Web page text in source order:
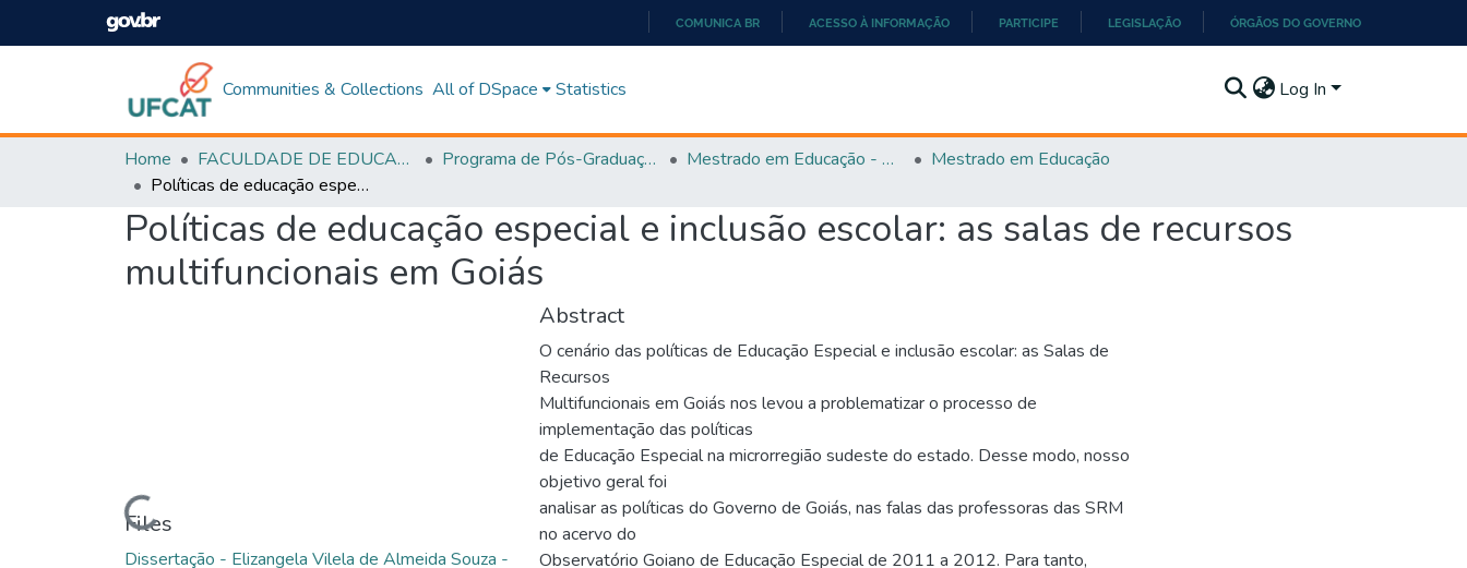
CONTEÚDO
COMUNICA BR ACESSO À INFORMAÇÃO PARTICIPE LEGISLAÇÃO ÓRGÃOS DO GOVERNO
Communities & Collections All of DSpace Statistics Log In
Home FACULDADE DE EDUCAÇÃO Programa de Pós-Graduação em Educação (PPGEDUC) Mestrado em Educação - PPGEDUC
Mestrado em Educação
Políticas de educação especial e inclusão escolar: as salas de recursos multifuncionais em Goiás
Políticas de educação especial e inclusão escolar: as salas de recursos
multifuncionais em Goiás
Loading...
Files
Dissertação - Elizangela Vilela de Almeida Souza -
Abstract
O cenário das políticas de Educação Especial e inclusão escolar: as Salas de
Recursos
Multifuncionais em Goiás nos levou a problematizar o processo de
implementação das políticas
de Educação Especial na microrregião sudeste do estado. Desse modo, nosso
objetivo geral foi
analisar as políticas do Governo de Goiás, nas falas das professoras das SRM
no acervo do
Observatório Goiano de Educação Especial de 2011 a 2012. Para tanto,